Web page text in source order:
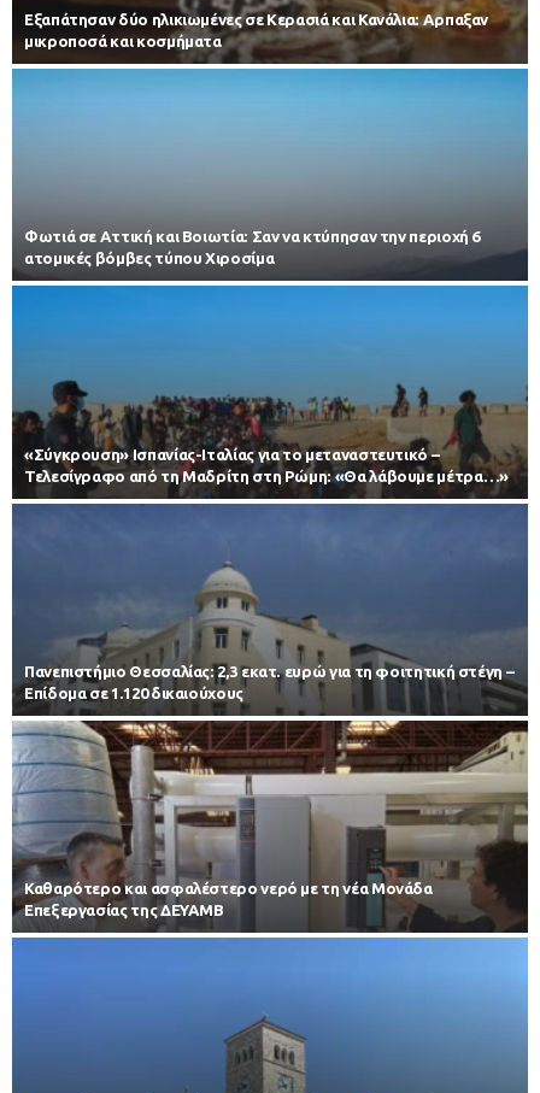
Εξαπάτησαν δύο ηλικιωμένες σε Κερασιά και Κανάλια: Αρπαξαν
μικροποσά και κοσμήματα
Φωτιά σε Αττική και Βοιωτία: Σαν να κτύπησαν την περιοχή 6
ατομικές βόμβες τύπου Χιροσίμα
«Σύγκρουση» Ισπανίας-Ιταλίας για το μεταναστευτικό –
Τελεσίγραφο από τη Μαδρίτη στη Ρώμη: «Θα λάβουμε μέτρα…»
Πανεπιστήμιο Θεσσαλίας: 2,3 εκατ. ευρώ για τη φοιτητική στέγη –
Επίδομα σε 1.120 δικαιούχους
Καθαρότερο και ασφαλέστερο νερό με τη νέα Μονάδα
Επεξεργασίας της ΔΕΥΑΜΒ